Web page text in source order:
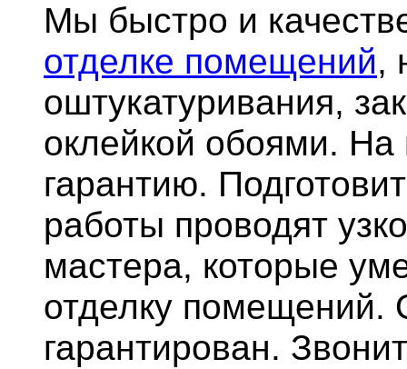
Мы быстро и
отделке помещений,
оштукатуривания,
оклейкой обоями.
гарантию.
работы проводят
мастера, которые
отделку помещений.
гарантирован.